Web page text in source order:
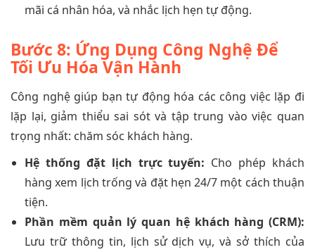
mãi cá nhân hóa, và nhắc lịch hẹn tự động.
Bước 8: Ứng Dụng Công Nghệ Để
Tối Ưu Hóa Vận Hành
Công nghệ giúp bạn tự động hóa các công việc lặp đi
lặp lại, giảm thiểu sai sót và tập trung vào việc quan
trọng nhất: chăm sóc khách hàng.
Hệ thống đặt lịch trực tuyến: Cho phép khách
hàng xem lịch trống và đặt hẹn 24/7 một cách thuận
tiện.
Phần mềm quản lý quan hệ khách hàng (CRM):
Lưu trữ thông tin, lịch sử dịch vụ, và sở thích của